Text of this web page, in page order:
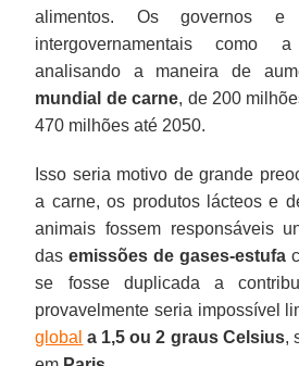
alimentos. Os governos e
intergovernamentais como
analisando a maneira de
mundial de carne, de 200
470 milhões até 2050.
Isso seria motivo de grande
a carne, os produtos lácteos e
animais fossem responsáveis
dasemissões de gases-estufa
se fosse duplicada a
provavelmente seria impossível
global a 1,5 ou 2 graus Celsius,